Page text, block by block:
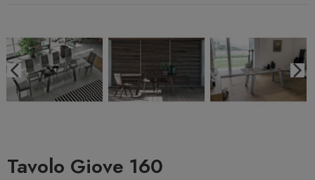
Tavolo Giove 160